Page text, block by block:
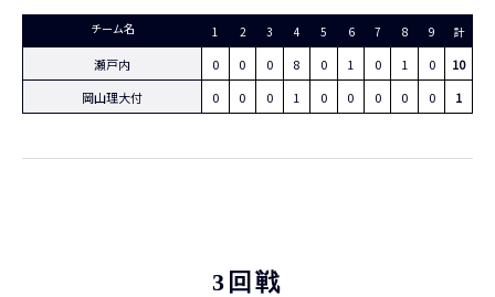
チーム名 1 2 3 4 5 6 7 8 9 計
瀬戸内 0 0 0 8 0 1 0 1 0
10
岡山理大付
0 0 0 1 0 0 0 0 0 1
3回戦